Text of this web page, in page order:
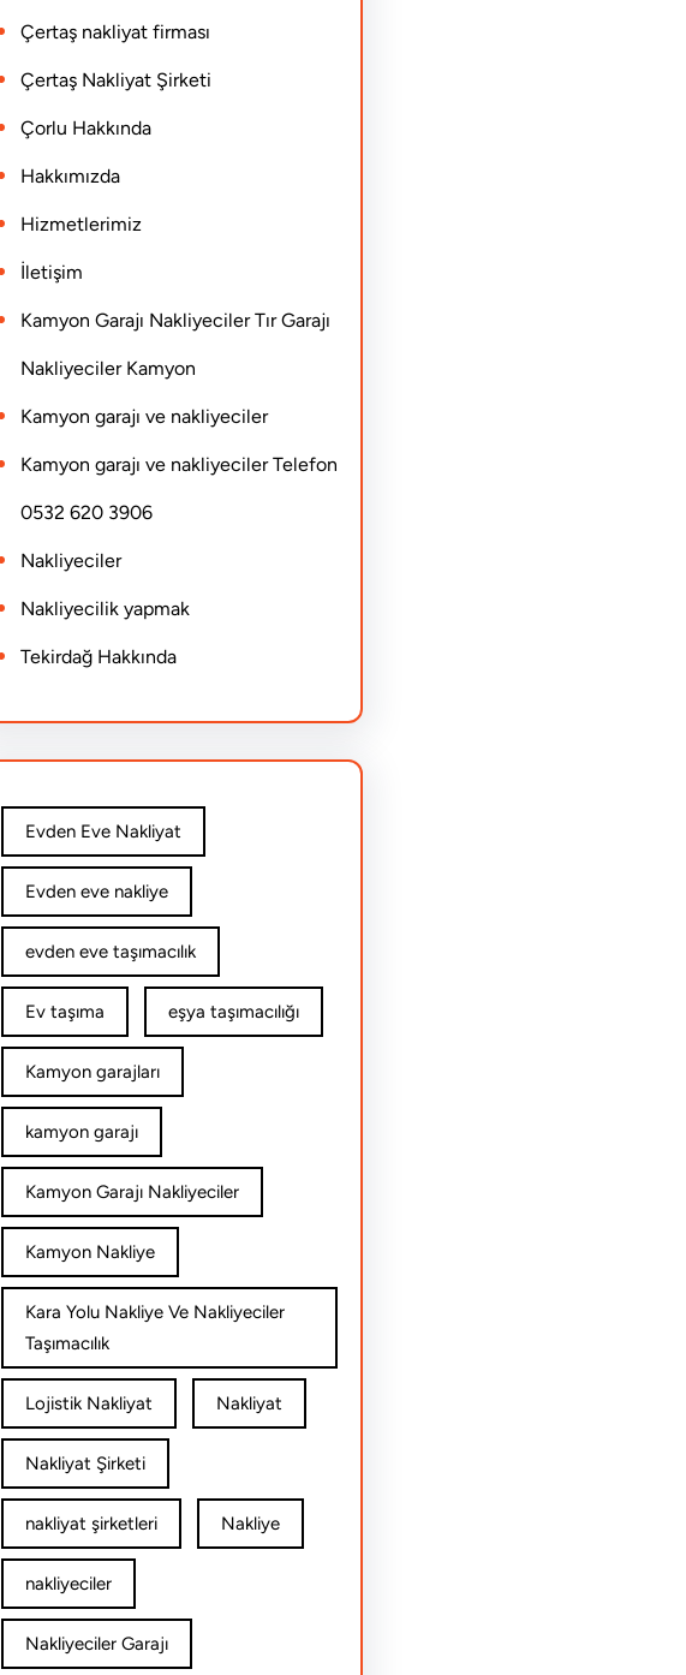
Çertaş nakliyat firması
Çertaş Nakliyat Şirketi
Çorlu Hakkında
Hakkımızda
Hizmetlerimiz
İletişim
Kamyon Garajı Nakliyeciler Tır Garajı
Nakliyeciler Kamyon
Kamyon garajı ve nakliyeciler
Kamyon garajı ve nakliyeciler Telefon
0532 620 3906
Nakliyeciler
Nakliyecilik yapmak
Tekirdağ Hakkında
Evden Eve Nakliyat
Evden eve nakliye
evden eve taşımacılık
Ev taşıma eşya taşımacılığı
Kamyon garajları
kamyon garajı
Kamyon Garajı Nakliyeciler
Kamyon Nakliye
Kara Yolu Nakliye Ve Nakliyeciler
Taşımacılık
Lojistik Nakliyat Nakliyat
Nakliyat Şirketi
nakliyat şirketleri Nakliye
nakliyeciler
Nakliyeciler Garajı